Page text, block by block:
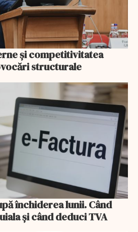
și competitivitatea
structurale
închiderea lunii. Când
și când deduci TVA